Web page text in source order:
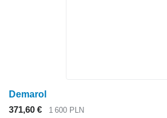
Demarol
371,60 €
1 600 PLN